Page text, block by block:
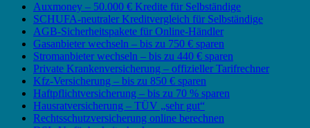
Auxmoney – 50.000 € Kredite für Selbständige
SCHUFA-neutraler Kreditvergleich für Selbständige
AGB-Sicherheitspakete für Online-Händler
Gasanbieter wechseln – bis zu 750 € sparen
Stromanbieter wechseln – bis zu 440 € sparen
Private Krankenversicherung – offizieller Tarifrechner
Kfz-Versicherung – bis zu 850 € sparen
Haftpflichtversicherung – bis zu 70 % sparen
Hausratversicherung – TÜV „sehr gut“
Rechtsschutzversicherung online berechnen